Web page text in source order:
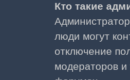
Кто такие
люди могут
отключение
модераторов